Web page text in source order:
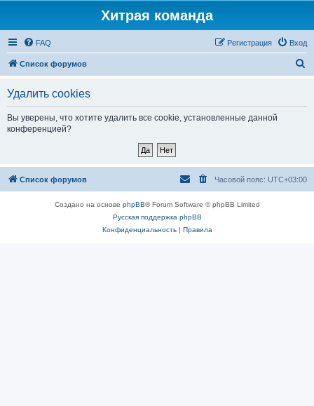
Хитрая команда
FAQ Вход
Регистрация
Список форумов
Удалить cookies
Вы уверены, что хотите удалить все cookie, установленные данной
конференцией?
Список форумов Часовой пояс: UTC+03:00
Создано на основе phpBB® Forum Software © phpBB Limited
Русская поддержка phpBB
Конфиденциальность| Правила